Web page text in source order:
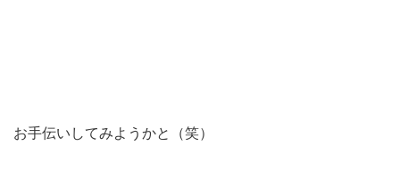
お手伝いしてみようかと（笑）